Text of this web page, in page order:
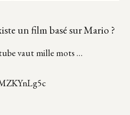
un film basé sur Mario ?
vaut mille mots …